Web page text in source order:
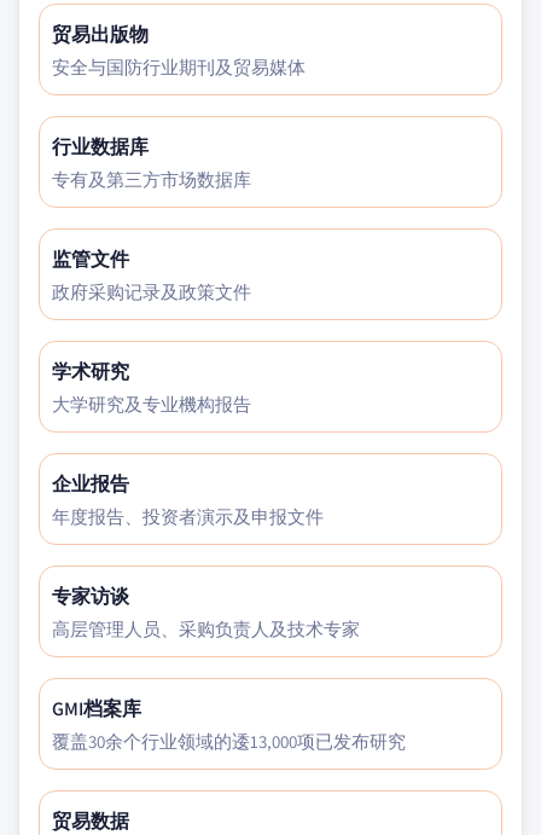
贸易出版物
安全与国防行业期刊及贸易媒体
行业数据库
专有及第三方市场数据库
监管文件
政府采购记录及政策文件
学术研究
大学研究及专业機构报告
企业报告
年度报告、投资者演示及申报文件
专家访谈
高层管理人员、采购负责人及技术专家
GMI档案库
覆盖30余个行业领域的逶13,000项已发布研究
贸易数据